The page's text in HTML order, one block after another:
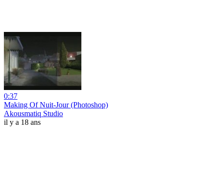
0:37
Making Of Nuit-Jour (Photoshop)
Akousmatiq Studio
il y a 18 ans